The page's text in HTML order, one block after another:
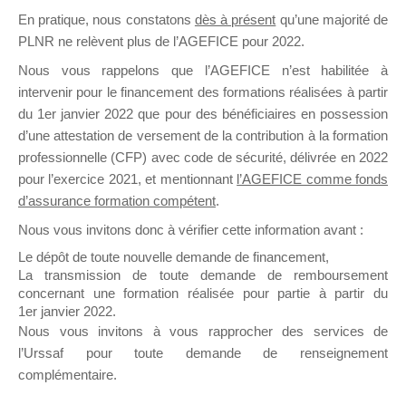
Ce groupe est destiné aux Organismes de
Formation qui souhaitent répondre à l’Appel à
Propositions Mallette du Dirigeant.
sur lequel il est possible de laisser un message
ou poser une question.
NB : Il est nécessaire d’êtreinscrit(e)pour
pouvoir rejoindre ce groupe
En pratique, nous constatons dès à présent qu’une majorité de
PLNR ne relèvent plus de l’AGEFICE pour 2022.
Nous vous rappelons que l’AGEFICE n’est habilitée à
intervenir pour le financement des formations réalisées à partir
du 1er janvier 2022 que pour des bénéficiaires en possession
d’une attestation de versement de la contribution à la formation
professionnelle (CFP) avec code de sécurité, délivrée en 2022
pour l’exercice 2021, et mentionnant l’AGEFICE comme fonds
d’assurance formation compétent.
Nous vous invitons donc à vérifier cette information avant :
Le dépôt de toute nouvelle demande de financement,
La transmission de toute demande de remboursement
concernant une formation réalisée pour partie à partir du
1er janvier 2022.
Nous vous invitons à vous rapprocher des services de
l’Urssaf pour toute demande de renseignement
complémentaire.